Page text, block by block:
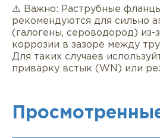
⚠️ Важно: Раструбные
рекомендуются для сильно
(галогены, сероводород) из-
коррозии в зазоре между
Для таких случаев
приварку встык (WN) или